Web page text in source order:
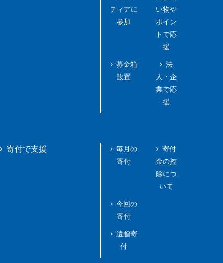
ティアに
参加
募金箱
設置
い物や
ポイン
トで応
援
法
人・企
業で応
援
寄付で支援
毎月の
寄付
今回の
寄付
遺贈寄
付
寄付
金の控
除につ
いて